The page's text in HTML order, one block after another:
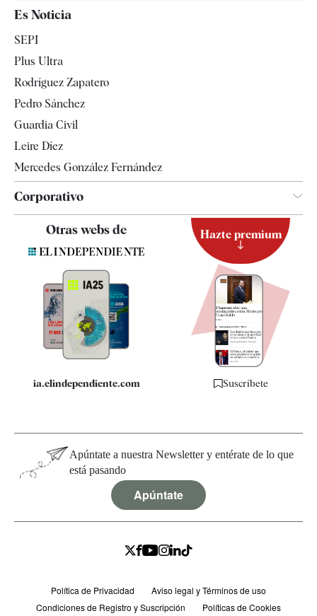
Televisión
Es Noticia
SEPI
Plus Ultra
Rodríguez Zapatero
Pedro Sánchez
Guardia Civil
Leire Díez
Mercedes González Fernández
Corporativo
Quiénes somos
Especificaciones
Otras webs de
ia.elindependiente.com
Hazte premium
Suscríbete
Apúntate a nuestra Newsletter y entérate de lo que
está pasando
Apúntate
Política de Privacidad
Aviso legal y Términos de uso
Condiciones de Registro y Suscripción
Políticas de Cookies